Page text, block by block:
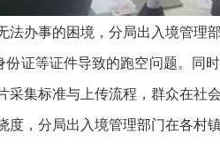
事的困境，分局出入境管理
证等证件导致的跑空问题。
集标准与上传流程，群众在
，分局出入境管理部门在各村